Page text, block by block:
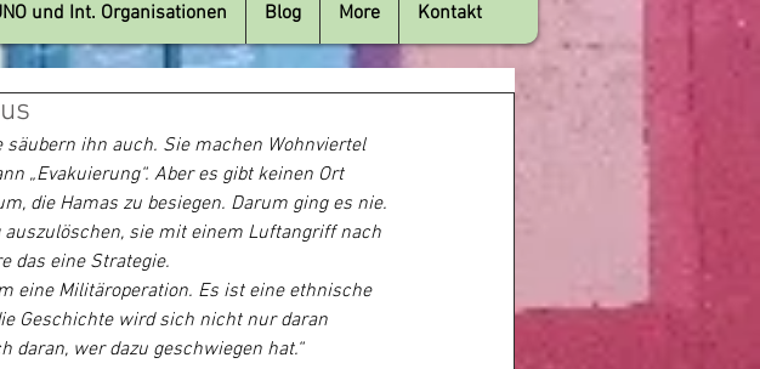
säubern ihn auch. Sie machen Wohnviertel
„Evakuierung“. Aber es gibt keinen Ort
die Hamas zu besiegen. Darum ging es nie.
sie mit einem Luftangriff nach
das eine Strategie.
eine Militäroperation. Es ist eine ethnische
Geschichte wird sich nicht nur daran
wer dazu geschwiegen hat.“
und Int. Organisationen Blog More Kontakt